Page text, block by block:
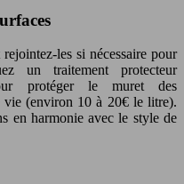
les si nécessaire pour
un traitement protecteur
protéger le muret des
vie (environ 10 à 20€ le litre).
en harmonie avec le style de